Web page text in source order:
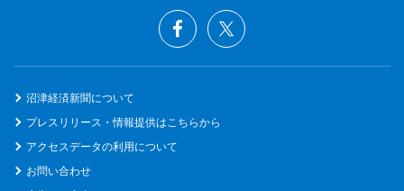
沼津経済新聞について
プレスリリース・情報提供はこちらから
アクセスデータの利用について
お問い合わせ